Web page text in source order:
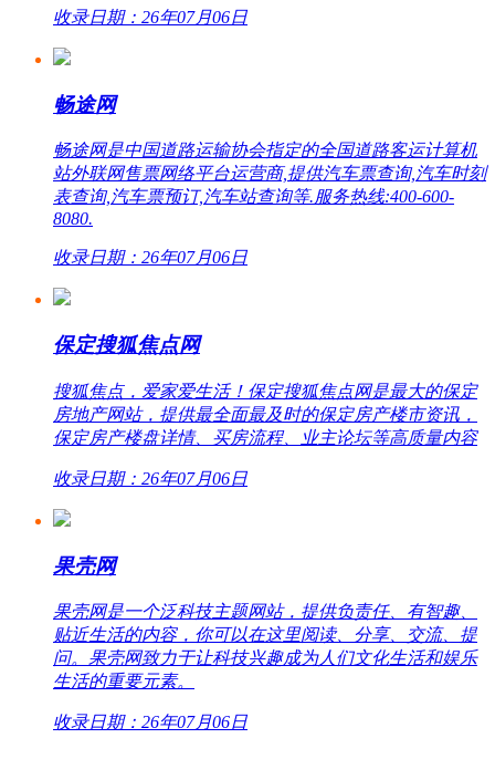
收录日期：26年07月06日
畅途网
畅途网是中国道路运输协会指定的全国道路客运计算机
站外联网售票网络平台运营商,提供汽车票查询,汽车时刻
表查询,汽车票预订,汽车站查询等.服务热线:400-600-
8080.
收录日期：26年07月06日
保定搜狐焦点网
搜狐焦点，爱家爱生活！保定搜狐焦点网是最大的保定
房地产网站，提供最全面最及时的保定房产楼市资讯，
保定房产楼盘详情、买房流程、业主论坛等高质量内容
收录日期：26年07月06日
果壳网
果壳网是一个泛科技主题网站，提供负责任、有智趣、
贴近生活的内容，你可以在这里阅读、分享、交流、提
问。果壳网致力于让科技兴趣成为人们文化生活和娱乐
生活的重要元素。
收录日期：26年07月06日